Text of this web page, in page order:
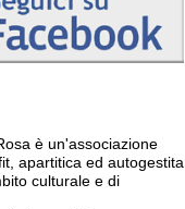
è un'associazione
apartitica ed autogestita
culturale e di